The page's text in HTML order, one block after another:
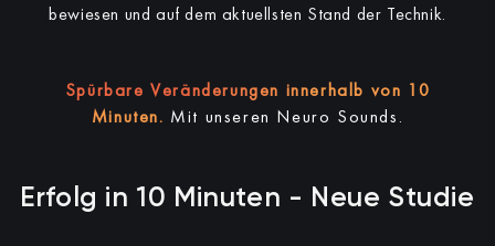
bewiesen und auf dem aktuellsten Stand der Technik.
Spürbare Veränderungen innerhalb von 10
Minuten. Mit unseren Neuro Sounds.
Erfolg in 10 Minuten - Neue Studie